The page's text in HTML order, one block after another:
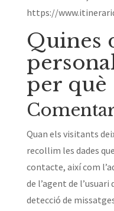
https://
Quines
per què
Quan els visitants
recollim les dades
contacte, així com
de l’agent de
detecció de